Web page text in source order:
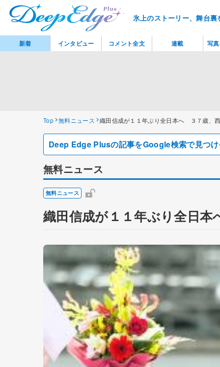
氷上のストーリー、舞台
Top 無料ニュース 織田信成が１１年ぶり全日本へ ３７歳、
Deep Edge Plusの記事をGoogle検索で見つ
無料ニュース
無料ニュース
織田信成が１１年ぶり全日
新着 インタビュー コメント全文 連載 写